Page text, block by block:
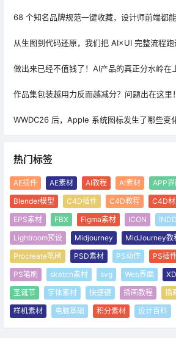
68 个知名品牌规范一键收藏，设计师前端都能
从生图到代码还原，我们把 AI×UI 完整流程跑
做出来已经不值钱了！AI产品的真正分水岭在
作品集包装越用力反而越减分？问题出在这里！
WWDC26 后，Apple 系统图标发生了哪些变
热门标签
AE插件 AE素材 AI教程 AI素材 APP
Blender模型
C4D插件 C4D教程 C4D
EPS素材
FBX Figma素材 ICON INDD
Lightroom预设
Midjourney MidJourney教
Procreate笔刷
PSD素材 PS动作 PS插
PS笔刷
sketch素材 svg Web界面
圣诞节
字体素材 快捷键 插画教程 插
样机素材
电脑基础 积分素材 设计百科